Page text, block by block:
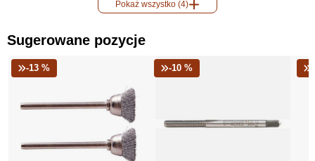
Pokaż wszystko (4)
Sugerowane pozycje
-13 % -10 %